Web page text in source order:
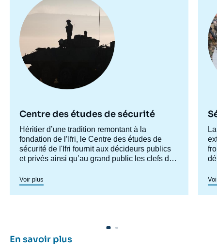
principale
Centre des études de sécurité
Accroche
centre
Héritier d’une tradition remontant à la
fondation de l’Ifri, le Centre des études de
sécurité de l'Ifri fournit aux décideurs publics
et privés ainsi qu’au grand public les clefs de
modes de conflictualité contemporains et à
venir. Par son positionnement à la jointure du
politique et de l’opérationnel, la crédibilité de
le Centre des études de sécurité constitue
dans le paysage français des
pôle unique de recherche et d’influence sur le
Voir plus
En savoir plus